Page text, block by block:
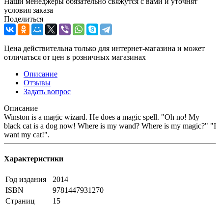
условия заказа
Поделиться
Цена действительна только для интернет-магазина и может
отличаться от цен в розничных магазинах
Описание
Отзывы
Задать вопрос
Описание
Winston is a magic wizard. He does a magic spell. "Oh no! My
black cat is a dog now! Where is my wand? Where is my magic?" "I
want my cat!".
Характеристики
Год издания
2014
ISBN
9781447931270
Страниц
15